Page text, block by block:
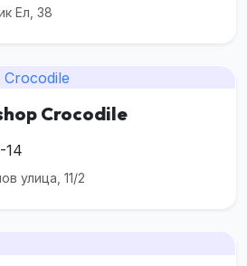
Ел, 38
Crocodile
14
улица, 11/2